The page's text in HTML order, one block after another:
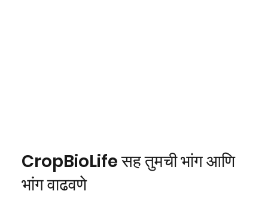
CropBioLife सह तुमची भांग आणि
भांग वाढवणे